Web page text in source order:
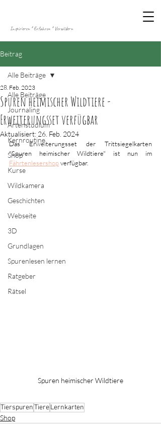
Inspirieren * Erfahren * Verwildern
Beitrag
Alle Beiträge
Journaling
Artenstudium
Kernroutine
Shop
Kurse
Wildkamera
Geschichten
Webseite
3D
Grundlagen
Spurenlesen lernen
Ratgeber
Rätsel
Alle Beiträge
Spuren heimischer Wildtiere -
Erweiterungsset verfügbar
28. Feb. 2023
Aktualisiert: 26. Feb. 2024
Das Erweiterungsset der Trittsiegelkarten
Fährtenlesershop verfügbar.
Spuren heimischer Wildtiere
TierspurenTiereLernkarten
Shop